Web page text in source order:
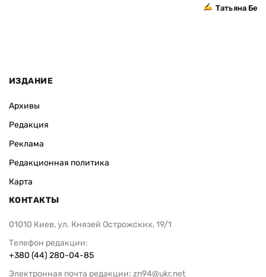
Татьяна
ИЗДАНИЕ
Архивы
Редакция
Реклама
Редакционная политика
Карта
КОНТАКТЫ
01010 Киев, ул. Князей Острожских, 19/1
Телефон редакции:
+380 (44) 280-04-85
Электронная почта редакции: zn94@ukr.net